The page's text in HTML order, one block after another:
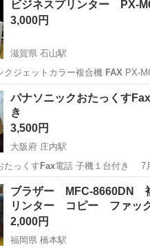
3,000円
滋賀県 石山駅
クジェットカラー複合機 FAX PX-
石山駅 周辺機器
パナソニックおたっくす
き
3,500円
大阪府 庄内駅
たっくすFax電話 子機１台付き 7月24日解約しまし
近まで引取りに来て頂ける方宜し
で...
庄内駅
ブラザー MFC-8660DN
リンター コピー ファ
2,000円
福岡県 橋本駅